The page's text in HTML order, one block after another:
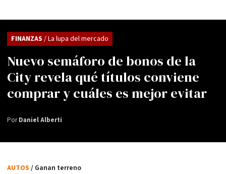
Nuevo semáforo de bonos de la
City revela qué títulos conviene
comprar y cuáles es mejor evitar
FINANZAS / La lupa del mercado
PorDaniel Alberti
AUTOS / Ganan terreno